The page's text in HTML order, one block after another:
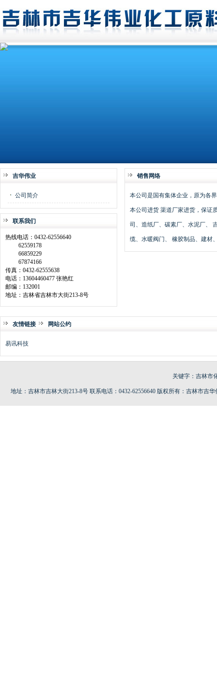
吉华伟业
公司简介
联系我们
热线电话：0432-62556640
62559178
66859229
67874166
传真：0432-62555638
电话：13604460477 张艳红
邮编：132001
地址：吉林省吉林市大街213-8号
销售网络
本公司是国有集体企业，原为各
本公司进货 渠道厂家进货，保证
司、造纸厂、碳素厂、水泥厂、
缆、水暖阀门、 橡胶制品、建材
友情链接 网站公约
易讯科技
关键字： 吉林市
地址：吉林市吉林大街213-8号 联系电话：0432-62556640 版权所有：吉林市吉